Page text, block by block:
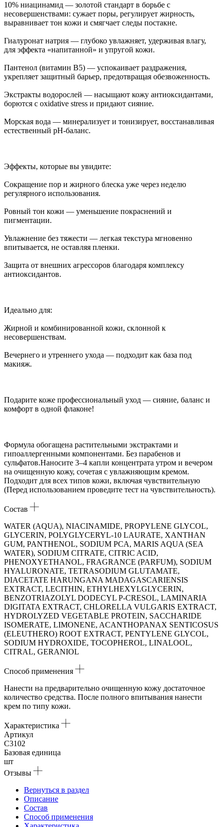
10% ниацинамид — золотой стандарт в борьбе с
несовершенствами: сужает поры, регулирует жирность,
выравнивает тон кожи и смягчает следы постакне.
Гиалуронат натрия — глубоко увлажняет, удерживая влагу,
для эффекта «напитанной» и упругой кожи.
Пантенол (витамин B5) — успокаивает раздражения,
укрепляет защитный барьер, предотвращая обезвоженность.
Экстракты водорослей — насыщают кожу антиоксидантами,
борются с oxidative stress и придают сияние.
Морская вода — минерализует и тонизирует, восстанавливая
естественный pH-баланс.
Эффекты, которые вы увидите:
Сокращение пор и жирного блеска уже через неделю
регулярного использования.
Ровный тон кожи — уменьшение покраснений и
пигментации.
Увлажнение без тяжести — легкая текстура мгновенно
впитывается, не оставляя пленки.
Защита от внешних агрессоров благодаря комплексу
антиоксидантов.
Идеально для:
Жирной и комбинированной кожи, склонной к
несовершенствам.
Вечернего и утреннего ухода — подходит как база под
макияж.
Подарите коже профессиональный уход — сияние, баланс и
комфорт в одной флаконе!
Формула обогащена растительными экстрактами и
гипоаллергенными компонентами. Без парабенов и
сульфатов.Наносите 3–4 капли концентрата утром и вечером
на очищенную кожу, сочетая с увлажняющим кремом.
Подходит для всех типов кожи, включая чувствительную
(Перед использованием проведите тест на чувствительность).
Состав
WATER (AQUA), NIACINAMIDE, PROPYLENE GLYCOL,
GLYCERIN, POLYGLYCERYL-10 LAURATE, XANTHAN
GUM, PANTHENOL, SODIUM PCA, MARIS AQUA (SEA
WATER), SODIUM CITRATE, CITRIC ACID,
PHENOXYETHANOL, FRAGRANCE (PARFUM), SODIUM
HYALURONATE, TETRASODIUM GLUTAMATE,
DIACETATE HARUNGANA MADAGASCARIENSIS
EXTRACT, LECITHIN, ETHYLHEXYLGLYCERIN,
BENZOTRIAZOLYL DODECYL P-CRESOL, LAMINARIA
DIGITATA EXTRACT, CHLORELLA VULGARIS EXTRACT,
HYDROLYZED VEGETABLE PROTEIN, SACCHARIDE
ISOMERATE, LIMONENE, ACANTHOPANAX SENTICOSUS
(ELEUTHERO) ROOT EXTRACT, PENTYLENE GLYCOL,
SODIUM HYDROXIDE, TOCOPHEROL, LINALOOL,
CITRAL, GERANIOL
Способ применения
Нанести на предварительно очищенную кожу достаточное
количество средства. После полного впитывания нанести
крем по типу кожи.
Характеристика
Артикул
C3102
Базовая единица
шт
Отзывы
Вернуться в раздел
Описание
Состав
Способ применения